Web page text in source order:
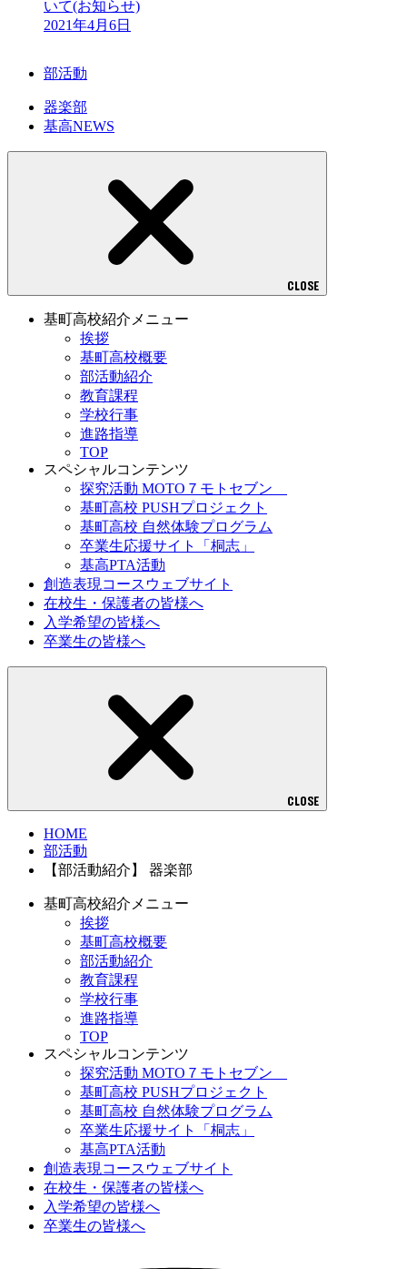
いて(お知らせ)
2021年4月6日
部活動
器楽部
基高NEWS
CLOSE
基町高校紹介メニュー
挨拶
基町高校概要
部活動紹介
教育課程
学校行事
進路指導
TOP
スペシャルコンテンツ
探究活動 MOTO７モトセブン
基町高校 PUSHプロジェクト
基町高校 自然体験プログラム
卒業生応援サイト「桐志」
基高PTA活動
創造表現コースウェブサイト
在校生・保護者の皆様へ
入学希望の皆様へ
卒業生の皆様へ
CLOSE
HOME
部活動
【部活動紹介】 器楽部
基町高校紹介メニュー
挨拶
基町高校概要
部活動紹介
教育課程
学校行事
進路指導
TOP
スペシャルコンテンツ
探究活動 MOTO７モトセブン
基町高校 PUSHプロジェクト
基町高校 自然体験プログラム
卒業生応援サイト「桐志」
基高PTA活動
創造表現コースウェブサイト
在校生・保護者の皆様へ
入学希望の皆様へ
卒業生の皆様へ